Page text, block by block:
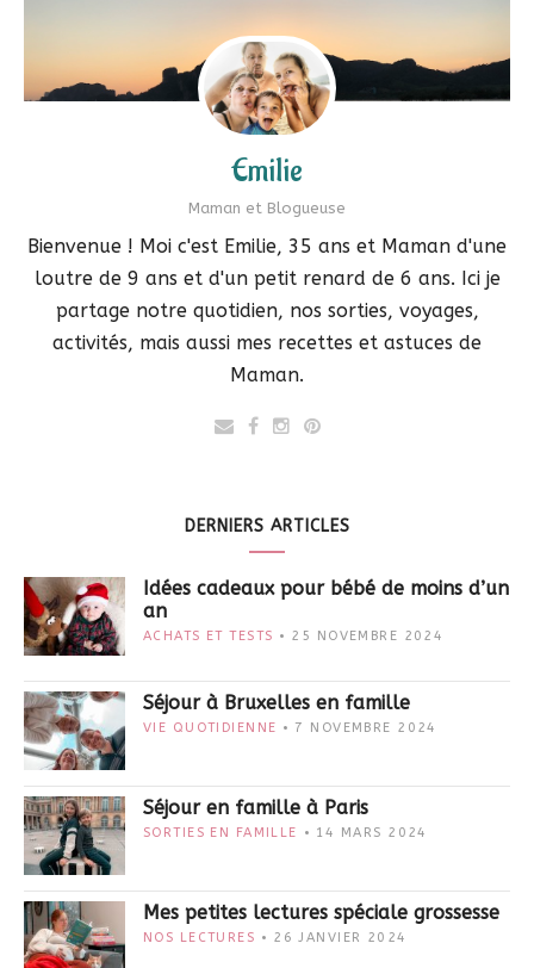
Emilie
Maman et Blogueuse
Bienvenue ! Moi c'est Emilie, 35 ans et Maman d'une
loutre de 9 ans et d'un petit renard de 6 ans. Ici je
partage notre quotidien, nos sorties, voyages,
activités, mais aussi mes recettes et astuces de
Maman.
DERNIERS ARTICLES
Idées cadeaux pour bébé de moins d’un
an
ACHATS ET TESTS 25 NOVEMBRE 2024
Séjour à Bruxelles en famille
VIE QUOTIDIENNE 7 NOVEMBRE 2024
Séjour en famille à Paris
SORTIES EN FAMILLE 14 MARS 2024
Mes petites lectures spéciale grossesse
NOS LECTURES 26 JANVIER 2024